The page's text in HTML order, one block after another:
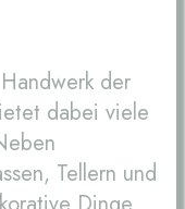
der
dabei viele
Tellern und